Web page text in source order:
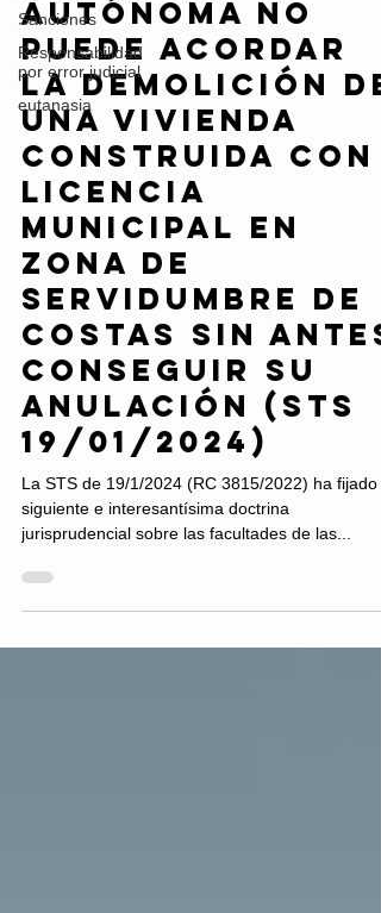
Sanciones
Responsabilidad
por error judicial
eutanasia
La Comunidad
Autónoma no
puede acordar
la demolición de
una vivienda
construida con
licencia
municipal en
zona de
servidumbre de
costas sin antes
conseguir su
anulación (STS
19/01/2024)
La STS de 19/1/2024 (RC 3815/2022) ha fijado
jurisprudencial sobre las facultades de las...